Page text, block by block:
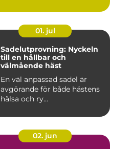
01. jul
Sadelutprovning: Nyckeln
till en hållbar och
välmående häst
En väl anpassad sadel är
avgörande för både hästens
hälsa och ry...
02. jun